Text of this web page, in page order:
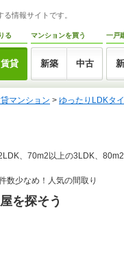
情報サイトです。
る
賃貸
マンションを買う
新築 中古
一戸
マンション > ゆったりLDKタ
、70m2以上の3LDK、
数少なめ！人気の間取り
を探そう